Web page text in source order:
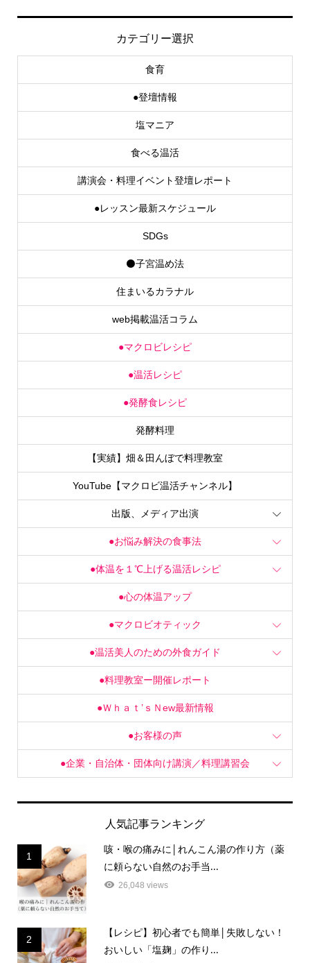
カテゴリー選択
食育
●登壇情報
塩マニア
食べる温活
講演会・料理イベント登壇レポート
●レッスン最新スケジュール
SDGs
⚫子宮温め法
住まいるカラナル
web掲載温活コラム
●マクロビレシピ
●温活レシピ
●発酵食レシピ
発酵料理
【実績】畑＆田んぼで料理教室
YouTube【マクロビ温活チャンネル】
出版、メディア出演
●お悩み解決の食事法
●体温を１℃上げる温活レシピ
●心の体温アップ
●マクロビオティック
●温活美人のための外食ガイド
●料理教室ー開催レポート
●Ｗｈａｔ’ｓＮew最新情報
●お客様の声
●企業・自治体・団体向け講演／料理講習会
人気記事ランキング
1
咳・喉の痛みに│れんこん湯の作り方（薬
に頼らない自然のお手当...
26,048 views
2
【レシピ】初心者でも簡単│失敗しない！
おいしい「塩麹」の作り...